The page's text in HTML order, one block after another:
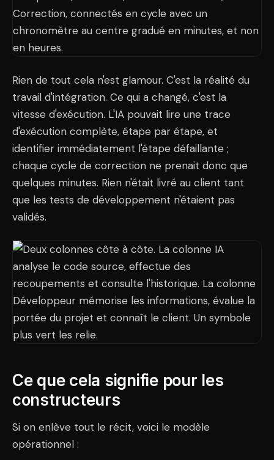
Rien de tout cela n'est glamour. C'est la réalité du
travail d'intégration. Ce qui a changé, c'est la
vitesse d'exécution. L'IA pouvait lire une trace
d'exécution complète, étape par étape, et
identifier immédiatement l'étape défaillante ;
chaque cycle de correction ne prenait donc que
quelques minutes. Rien n'était livré au client tant
que les tests de développement n'étaient pas
validés.
Ce que cela signifie pour les
constructeurs
Si on enlève tout le récit, voici le modèle
opérationnel :